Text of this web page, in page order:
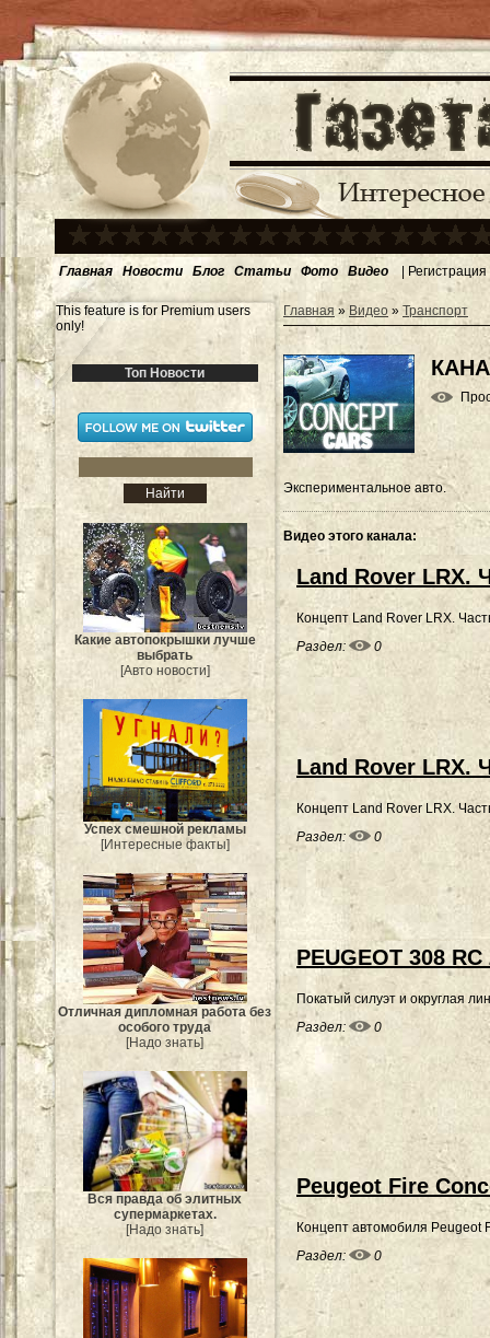
Главная Новости Блог Статьи Фото Видео | Регистрация
This feature is for Premium users
only!
Топ Новости
Какие автопокрышки лучше
выбрать
[Авто новости]
Успех смешной рекламы
[Интересные факты]
Отличная дипломная работа без
особого труда
[Надо знать]
Вся правда об элитных
супермаркетах.
[Надо знать]
Главная » Видео » Транспорт
Экспериментальное авто.
Видео этого канала:
Land Rover LRX.
Концепт Land Rover LRX.
Раздел:
0
Land Rover LRX.
Концепт Land Rover LRX.
Раздел:
0
PEUGEOT 308 RC
Покатый силуэт и округлая
Раздел:
0
Peugeot Fire
Концепт автомобиля Peugeot
Раздел:
0